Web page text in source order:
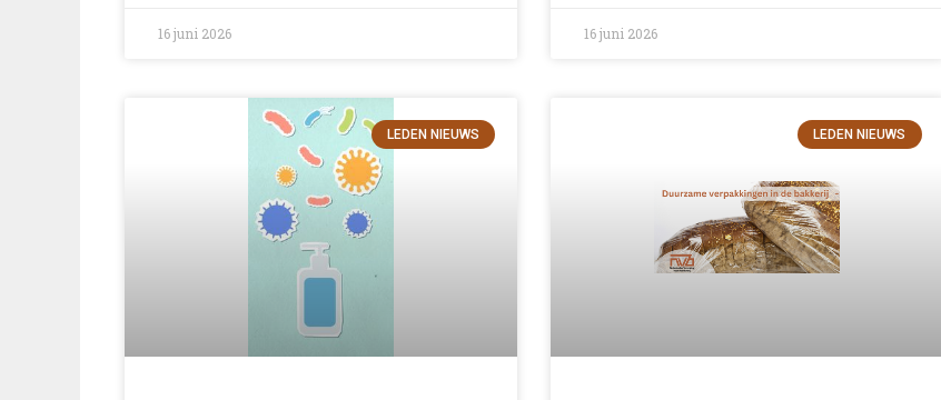
16 juni 2026 16 juni 2026
LEDEN NIEUWS LEDEN NIEUWS